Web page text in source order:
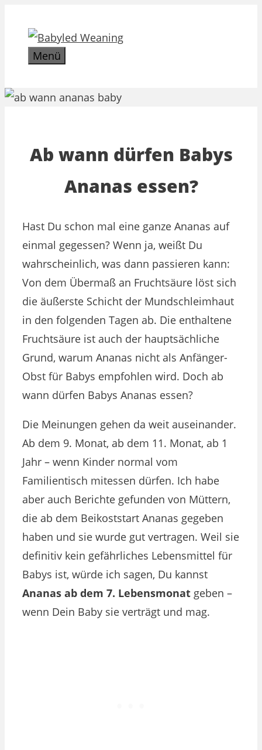
Inhalt
springenMenü
Ab wann dürfen Babys
Ananas essen?
Hast Du schon mal eine ganze Ananas auf
einmal gegessen? Wenn ja, weißt Du
wahrscheinlich, was dann passieren kann:
Von dem Übermaß an Fruchtsäure löst sich
die äußerste Schicht der Mundschleimhaut
in den folgenden Tagen ab. Die enthaltene
Fruchtsäure ist auch der hauptsächliche
Grund, warum Ananas nicht als Anfänger-
Obst für Babys empfohlen wird. Doch ab
wann dürfen Babys Ananas essen?
Die Meinungen gehen da weit auseinander.
Ab dem 9. Monat, ab dem 11. Monat, ab 1
Jahr – wenn Kinder normal vom
Familientisch mitessen dürfen. Ich habe
aber auch Berichte gefunden von Müttern,
die ab dem Beikoststart Ananas gegeben
haben und sie wurde gut vertragen. Weil sie
definitiv kein gefährliches Lebensmittel für
Babys ist, würde ich sagen, Du kannst
Ananas ab dem 7. Lebensmonat geben –
wenn Dein Baby sie verträgt und mag.